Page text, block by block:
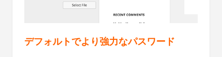
デフォルトでより強力なパスワード